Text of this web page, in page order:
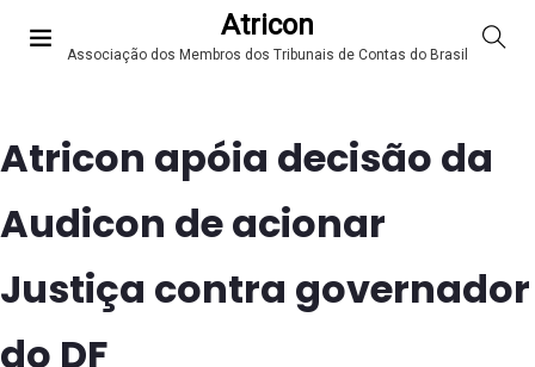
Atricon
Associação dos Membros dos Tribunais de Contas do Brasil
Atricon apóia decisão da
Audicon de acionar
Justiça contra governador
do DF